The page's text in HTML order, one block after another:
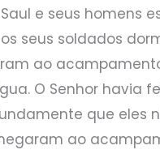
e seus homens
seus soldados
ao
O Senhor havia
que eles
ao